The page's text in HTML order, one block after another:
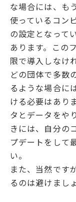
な場合には、も
使っているコン
の設定となって
あります。この
限で導入しなけ
どの団体で多数
るような場合に
ける必要はあり
タとデータをや
きには、自分の
プデートをして
い。
また、当然です
るのは避けまし